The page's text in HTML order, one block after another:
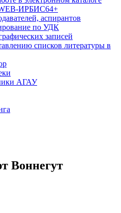
ИРБИС64+
аспирантов
по УДК
записей
списков литературы в
АГАУ
Воннегут